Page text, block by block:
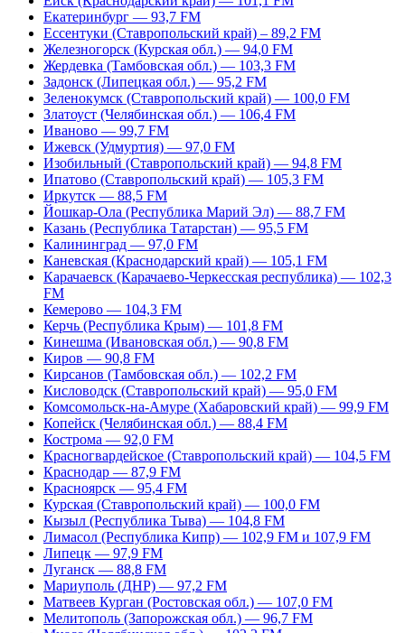
Екатеринбург — 93,7 FM
Ессентуки (Ставропольский край) – 89,2 FM
Железногорск (Курская обл.) — 94,0 FM
Жердевка (Тамбовская обл.) — 103,3 FM
Задонск (Липецкая обл.) — 95,2 FM
Зеленокумск (Ставропольский край) — 100,0 FM
Златоуст (Челябинская обл.) — 106,4 FM
Иваново — 99,7 FM
Ижевск (Удмуртия) — 97,0 FM
Изобильный (Ставропольский край) — 94,8 FM
Ипатово (Ставропольский край) — 105,3 FM
Иркутск — 88,5 FM
Йошкар-Ола (Республика Марий Эл) — 88,7 FM
Казань (Республика Татарстан) — 95,5 FM
Калининград — 97,0 FM
Каневская (Краснодарский край) — 105,1 FM
Карачаевск (Карачаево-Черкесская республика) — 102,3
FM
Кемерово — 104,3 FM
Керчь (Республика Крым) — 101,8 FM
Кинешма (Ивановская обл.) — 90,8 FM
Киров — 90,8 FM
Кирсанов (Тамбовская обл.) — 102,2 FM
Кисловодск (Ставропольский край) — 95,0 FM
Комсомольск-на-Амуре (Хабаровский край) — 99,9 FM
Копейск (Челябинская обл.) — 88,4 FM
Кострома — 92,0 FM
Красногвардейское (Ставропольский край) — 104,5 FM
Краснодар — 87,9 FM
Красноярск — 95,4 FM
Курская (Ставропольский край) — 100,0 FM
Кызыл (Республика Тыва) — 104,8 FM
Лимасол (Республика Кипр) — 102,9 FM и 107,9 FM
Липецк — 97,9 FM
Луганск — 88,8 FM
Мариуполь (ДНР) — 97,2 FM
Матвеев Курган (Ростовская обл.) — 107,0 FM
Мелитополь (Запорожская обл.) — 96,7 FM